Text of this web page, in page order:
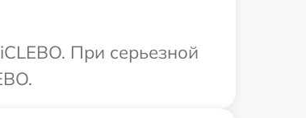
При серьезной